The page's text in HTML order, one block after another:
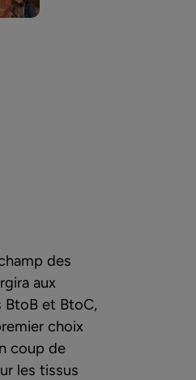
des
aux
BtoB et BtoC,
choix
coup de
les tissus